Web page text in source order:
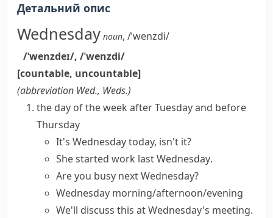
Детальний опис
Wednesday noun, /ˈwenzdi/
/ˈwenzdeɪ/, /ˈwenzdi/
[countable, uncountable]
(abbreviation Wed., Weds.)
the day of the week after Tuesday and before
Thursday
It's Wednesday today, isn't it?
She started work last Wednesday.
Are you busy next Wednesday?
Wednesday morning/afternoon/evening
We'll discuss this at Wednesday's meeting.